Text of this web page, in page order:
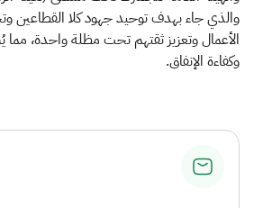
والذي جاء بهدف توحيد جهود كلا القطاعين
الأعمال وتعزيز ثقتهم تحت مظلة واحدة، مما
وكفاءة الإنفاق. ​